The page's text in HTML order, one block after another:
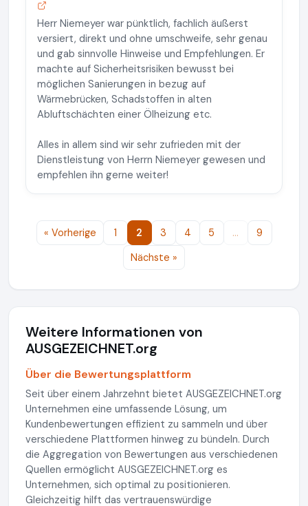
Herr Niemeyer war pünktlich, fachlich äußerst
versiert, direkt und ohne umschweife, sehr genau
und gab sinnvolle Hinweise und Empfehlungen. Er
machte auf Sicherheitsrisiken bewusst bei
möglichen Sanierungen in bezug auf
Wärmebrücken, Schadstoffen in alten
Abluftschächten einer Ölheizung etc.
Alles in allem sind wir sehr zufrieden mit der
Dienstleistung von Herrn Niemeyer gewesen und
empfehlen ihn gerne weiter!
« Vorherige 1 2 3 4 5 …
9
Nächste »
Weitere Informationen von
AUSGEZEICHNET.org
Über die Bewertungsplattform
Seit über einem Jahrzehnt bietet AUSGEZEICHNET.org
Unternehmen eine umfassende Lösung, um
Kundenbewertungen effizient zu sammeln und über
verschiedene Plattformen hinweg zu bündeln. Durch
die Aggregation von Bewertungen aus verschiedenen
Quellen ermöglicht AUSGEZEICHNET.org es
Unternehmen, sich optimal zu positionieren.
Gleichzeitig hilft das vertrauenswürdige